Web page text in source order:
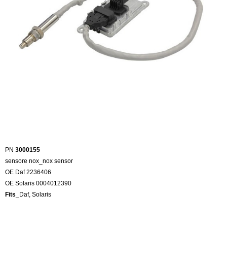
PN 3000155
sensore nox_nox sensor
OE Daf 2236406
OE Solaris 0004012390
Fits _Daf, Solaris